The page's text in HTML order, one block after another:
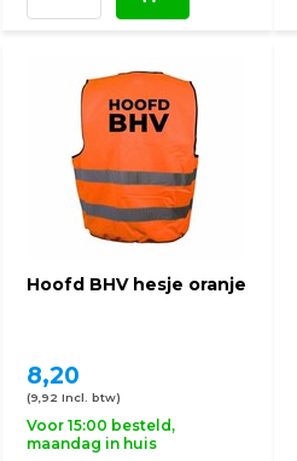
Hoofd BHV hesje oranje
8,20
(9,92 Incl. btw)
Voor 15:00 besteld,
maandag in huis